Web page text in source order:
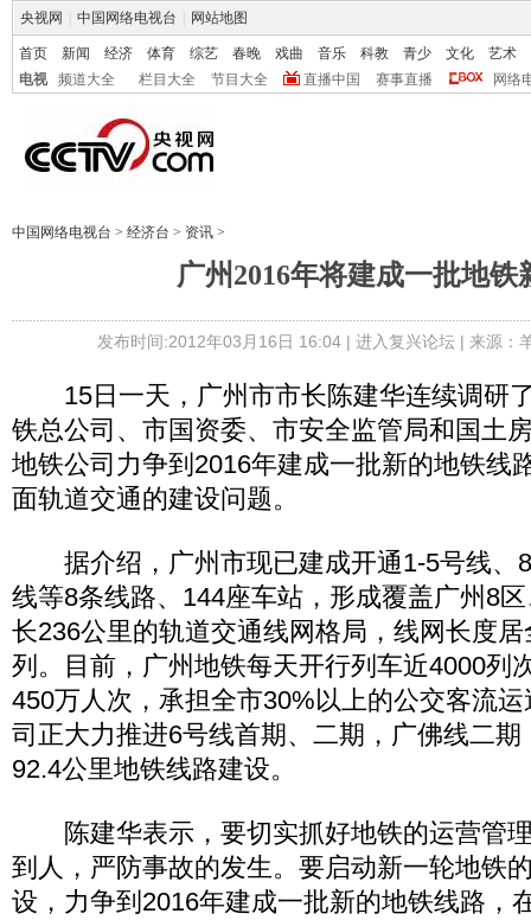
央视网 中国网络电视台 网站地图
首页 新闻 经济 体育 综艺 春晚 戏曲 音乐 科教 青少 文化
艺术
电视
频道大全 栏目大全 节目大全 直播中国 赛事直播 网络
中国网络电视台 > 经济台 > 资讯 >
广州2016年将建成一批地铁
发布时间:2012年03月16日 16:04 | 进入复兴论坛| 来源：
15日一天，广州市市长陈建华连续调研
铁总公司、市国资委、市安全监管局和国土
地铁公司力争到2016年建成一批新的地铁线
面轨道交通的建设问题。
据介绍，广州市现已建成开通1-5号线、
线等8条线路、144座车站，形成覆盖广州8
长236公里的轨道交通线网格局，线网长度
列。目前，广州地铁每天开行列车近4000列
450万人次，承担全市30%以上的公交客流
司正大力推进6号线首期、二期，广佛线二
92.4公里地铁线路建设。
陈建华表示，要切实抓好地铁的运营管
到人，严防事故的发生。要启动新一轮地铁
设，力争到2016年建成一批新的地铁线路，